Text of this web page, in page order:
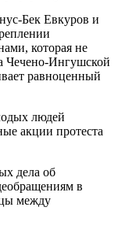
Бек Евкуров и
которая не
Чечено-Ингушской
равноценный
людей
акции протеста
дела об
в
между